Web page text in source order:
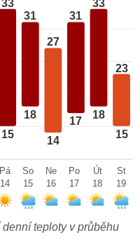
33
15
31
18
27
14
31
17
33
18
23
15
Pá
14
So
15
Ne
16
Po
17
Út
18
St
19
teploty v průběhu